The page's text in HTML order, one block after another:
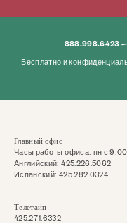
888.998.6423 —
Бесплатно и
Главный офис
Часы работы офиса: пн с 9:00
Английский: 425.226.5062
Испанский: 425.282.0324
Телетайп
425.271.6332